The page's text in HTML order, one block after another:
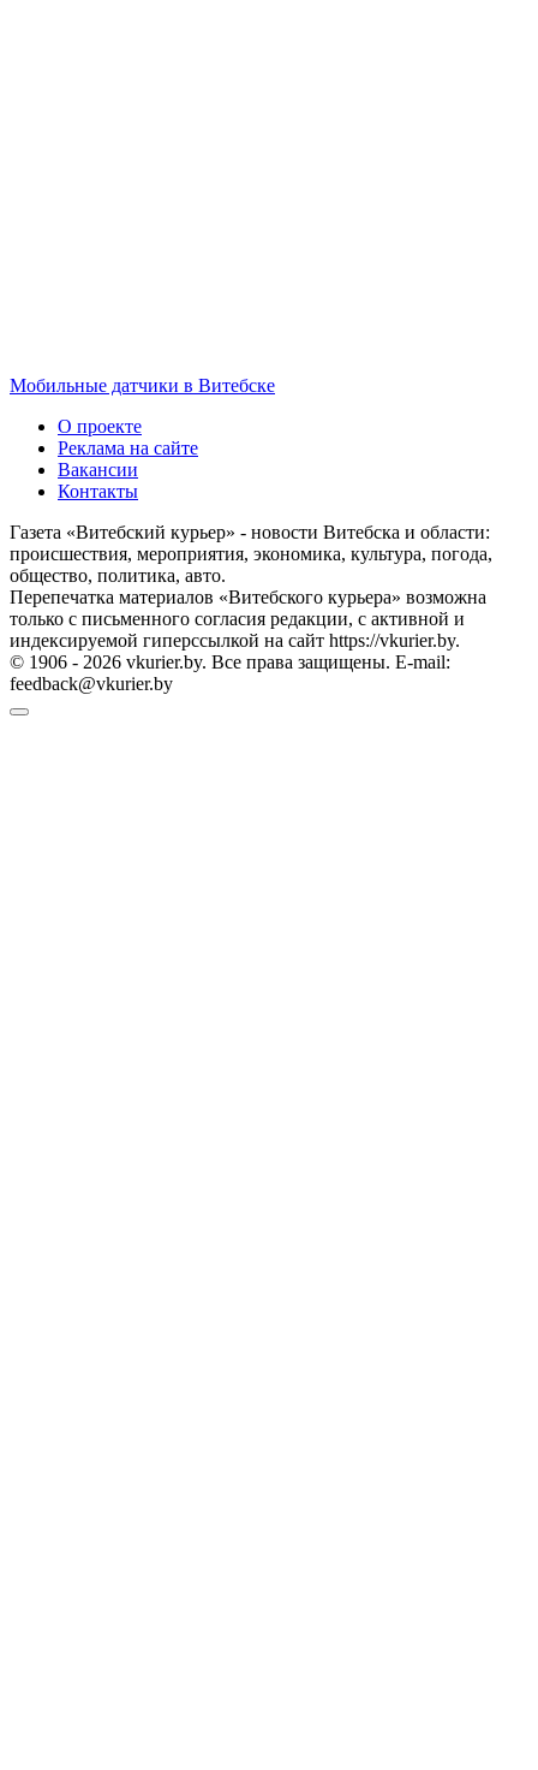
Мобильные датчики в Витебске
О проекте
Реклама на сайте
Вакансии
Контакты
Газета «Витебский курьер» - новости Витебска и области:
происшествия, мероприятия, экономика, культура, погода,
общество, политика, авто.
Перепечатка материалов «Витебского курьера» возможна
только с письменного согласия редакции, с активной и
индексируемой гиперссылкой на сайт https://vkurier.by.
© 1906 - 2026 vkurier.by. Все права защищены. E-mail:
feedback@vkurier.by